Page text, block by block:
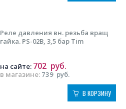
Реле давления вн. резьба вращ
гайка. PS-02B, 3,5 бар Tim
в магазине: 739 руб.
на сайте: 702 руб.
В КОРЗИНУ